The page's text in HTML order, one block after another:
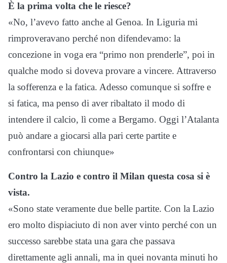
È la prima volta che le riesce?
«No, l’avevo fatto anche al Genoa. In Liguria mi
rimproveravano perché non difendevamo: la
concezione in voga era “primo non prenderle”, poi in
qualche modo si doveva provare a vincere. Attraverso
la sofferenza e la fatica. Adesso comunque si soffre e
si fatica, ma penso di aver ribaltato il modo di
intendere il calcio, lì come a Bergamo. Oggi l’Atalanta
può andare a giocarsi alla pari certe partite e
confrontarsi con chiunque»
Contro la Lazio e contro il Milan questa cosa si è
vista.
«Sono state veramente due belle partite. Con la Lazio
ero molto dispiaciuto di non aver vinto perché con un
successo sarebbe stata una gara che passava
direttamente agli annali, ma in quei novanta minuti ho